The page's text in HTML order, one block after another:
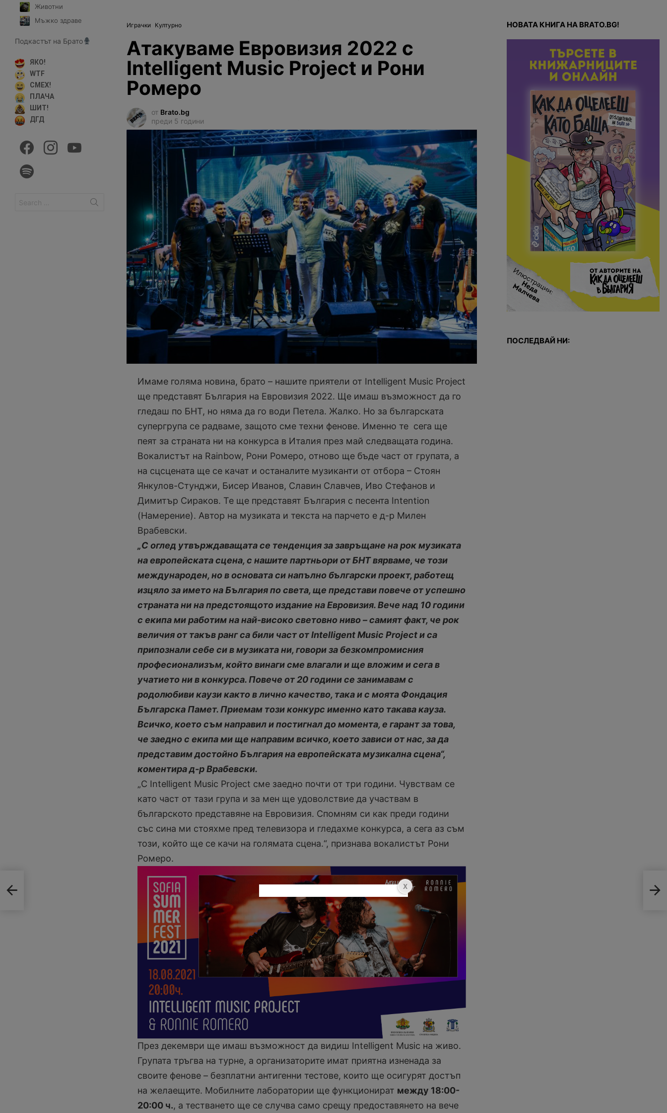
Играчки Културно
Атакуваме Евровизия 2022 с
Intelligent Music Project и Рони
Ромеро
от Brato.bg
преди 5 години
Имаме голяма новина, брато – нашите приятели от Intelligent Music Project
ще представят България на Евровизия 2022. Ще имаш възможност да го
гледаш по БНТ, но няма да го води Петела. Жалко. Но за българската
супергрупа се радваме, защото сме техни фенове. Именно те сега ще
пеят за страната ни на конкурса в Италия през май следващата година.
Вокалистът на Rainbow, Рони Ромеро, отново ще бъде част от групата, а
на сцсцената ще се качат и останалите музиканти от отбора – Стоян
Янкулов-Стунджи, Бисер Иванов, Славин Славчев, Иво Стефанов и
Димитър Сираков. Те ще представят България с песента Intention
(Намерение). Автор на музиката и текста на парчето е д-р Милен
Врабевски.
„С оглед утвърждаващата се тенденция за завръщане на рок музиката
на европейската сцена, с нашите партньори от БНТ вярваме, че този
международен, но в основата си напълно български проект, работещ
изцяло за името на България по света, ще представи повече от успешно
страната ни на предстоящото издание на Евровизия. Вече над 10 години
с екипа ми работим на най-високо световно ниво – самият факт, че рок
величия от такъв ранг са били част от Intelligent Music Project и са
припознали себе си в музиката ни, говори за безкомпромисния
професионализъм, който винаги сме влагали и ще вложим и сега в
учатието ни в конкурса. Повече от 20 години се занимавам с
родолюбиви каузи както в лично качество, така и с моята Фондация
Българска Памет. Приемам този конкурс именно като такава кауза.
Всичко, което съм направил и постигнал до момента, е гарант за това,
че заедно с екипа ми ще направим всичко, което зависи от нас, за да
представим достойно България на европейската музикална сцена“,
коментира д-р Врабевски.
„С Intelligent Music Project сме заедно почти от три години. Чувствам се
като част от тази група и за мен ще удоволствие да участвам в
българското представяне на Евровизия. Спомням си как преди години
със сина ми стояхме пред телевизора и гледахме конкурса, а сега аз съм
този, който ще се качи на голямата сцена.“, признава вокалистът Рони
Ромеро.
През декември ще имаш възможност да видиш Intelligent Music на живо.
Групата тръгва на турне, а организаторите имат приятна изненада за
своите фенове – безплатни антигенни тестове, които ще осигурят достъп
на желаещите. Мобилните лаборатории ще функционират между 18:00-
20:00 ч., а тестването ще се случва само срещу предоставянето на вече
на
НОВАТА КНИГА НА BRATO.BG!
ПОСЛЕДВАЙ НИ:
Животни
Мъжко здраве
Подкастът на Брато
ЯКО!
WTF
СМЕХ!
ПЛАЧА
ШИТ!
ДГД
for: